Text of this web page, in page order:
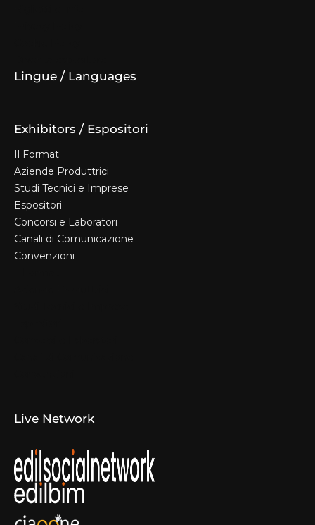
Lingue / Languages
Exhibitors / Espositori
Il Format
Aziende Produttrici
Studi Tecnici e Imprese
Espositori
Concorsi e Laboratori
Canali di Comunicazione
Convenzioni
Live Network